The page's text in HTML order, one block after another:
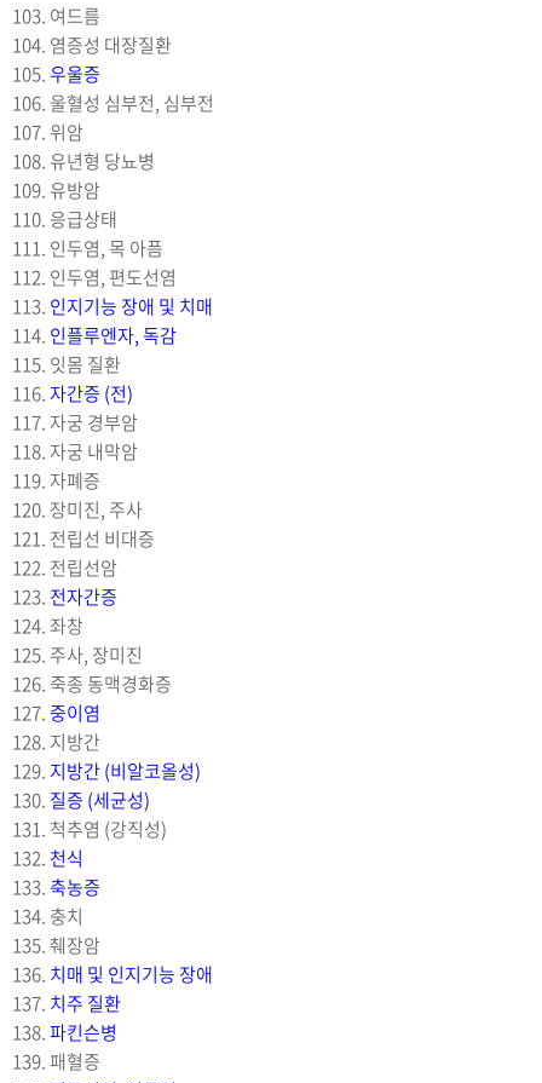
103. 여드름
104. 염증성 대장질환
105.우울증
106. 울혈성 심부전, 심부전
107. 위암
108. 유년형 당뇨병
109. 유방암
110. 응급상태
111. 인두염, 목 아픔
112. 인두염, 편도선염
113. 인지기능 장애 및 치매
114. 인플루엔자, 독감
115. 잇몸 질환
116.자간증 (전)
117. 자궁 경부암
118. 자궁 내막암
119. 자폐증
120. 장미진, 주사
121. 전립선 비대증
122. 전립선암
123. 전자간증
124. 좌창
125. 주사, 장미진
126. 죽종 동맥경화증
127.중이염
128. 지방간
129. 지방간 (비알코올성)
130. 질증 (세균성)
131. 척추염 (강직성)
132. 천식
133.축농증
134. 충치
135. 췌장암
136. 치매 및 인지기능 장애
137. 치주 질환
138.파킨슨병
139. 패혈증